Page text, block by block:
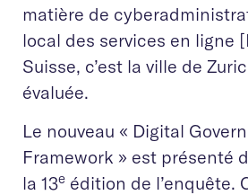
matière de
local des services en ligne
Suisse, c’est la ville de
évaluée.
Le nouveau « Digital
Framework » est présenté
la 13e édition de l’enquête.